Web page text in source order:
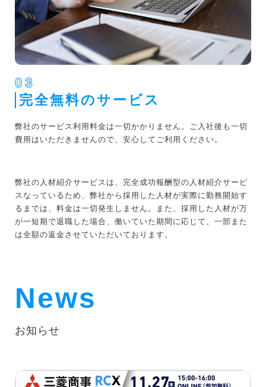
03
完全無料のサービス
弊社のサービス利用料金は一切かかりません。ご入社後も一切
費用はいただきませんので、安心してご利用ください。
弊社の人材紹介サービスは、完全成功報酬型の人材紹介サービ
スなっているため、弊社から採用した人材が実際に勤務開始す
るまでは、料金は一切発生しません。また、採用した人材が万
が一短期で退職した場合、働いていた期間に応じて、一部また
は全額の返金させていただいております。
News
お知らせ